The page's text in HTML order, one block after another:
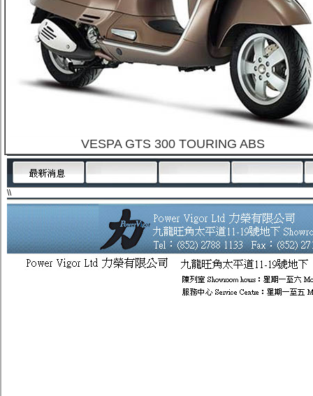
VESPA GTS 300 TOURING ABS
\\